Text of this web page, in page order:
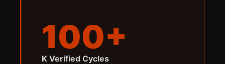
100+
K Verified Cycles